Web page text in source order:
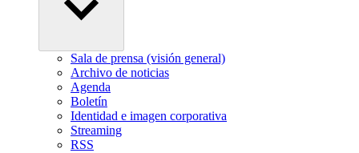
Sala de prensa (visión general)
Archivo de noticias
Agenda
Boletín
Identidad e imagen corporativa
Streaming
RSS